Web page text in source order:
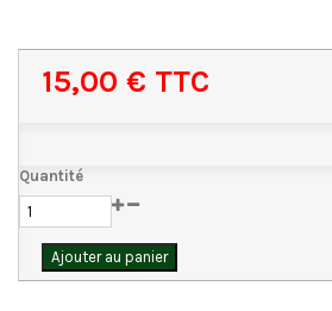
15,00 € TTC
Quantité
Ajouter au panier